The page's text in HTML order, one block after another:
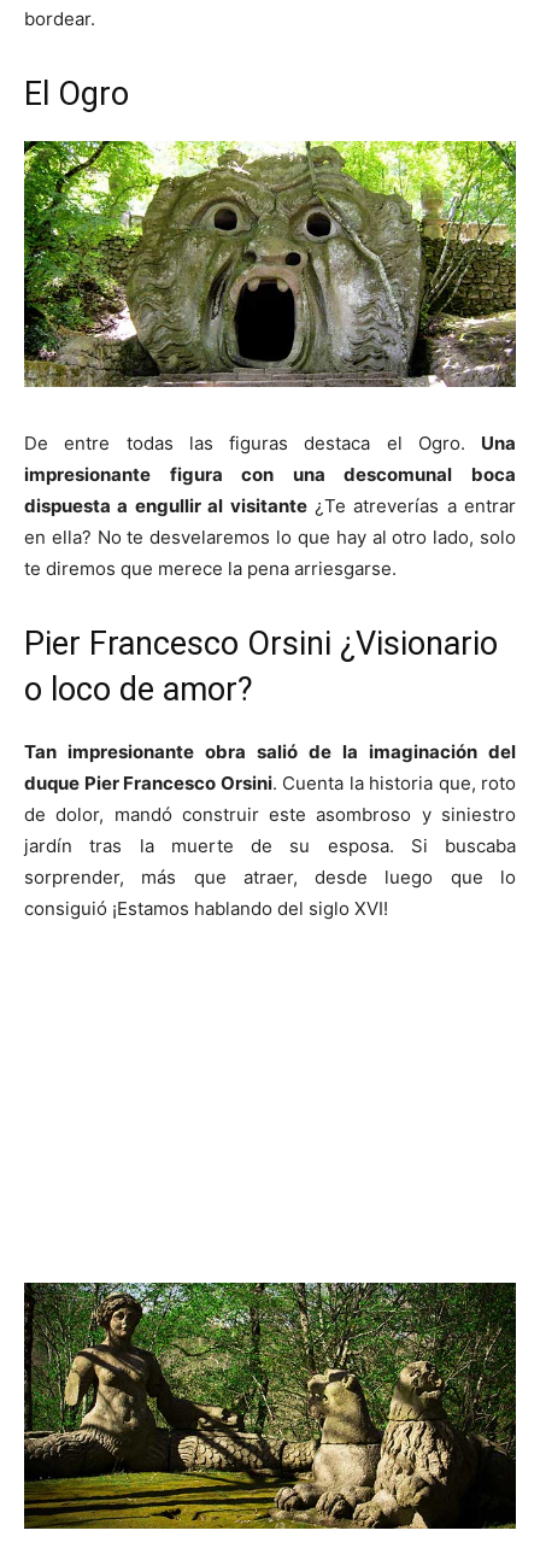
bordear.
El Ogro
De entre todas las figuras destaca el Ogro. Una
impresionante figura con una descomunal boca
dispuesta a engullir al visitante¿Te atreverías a entrar
en ella? No te desvelaremos lo que hay al otro lado, solo
te diremos que merece la pena arriesgarse.
Pier Francesco Orsini ¿Visionario
o loco de amor?
Tan impresionante obra salió de la imaginación del
duque Pier Francesco Orsini. Cuenta la historia que, roto
de dolor, mandó construir este asombroso y siniestro
jardín tras la muerte de su esposa. Si buscaba
sorprender, más que atraer, desde luego que lo
consiguió ¡Estamos hablando del siglo XVI!